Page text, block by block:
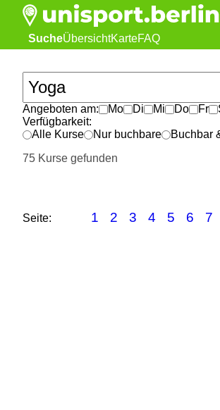
SucheÜbersichtKarteFAQ
Angeboten am: Mo Di Mi Do Fr
Verfügbarkeit:
Alle Kurse
Nur buchbare
Buchbar
75 Kurse gefunden
Seite: 1 2 3 4 5 6 7